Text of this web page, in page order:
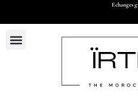
Echanges